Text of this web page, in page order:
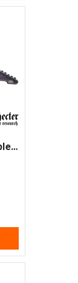
Schecter E-1 FR-S Trans Purple Burst